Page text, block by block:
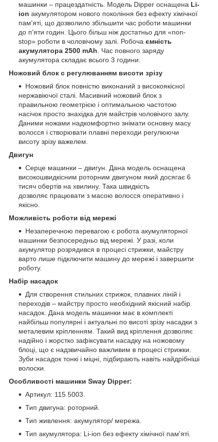
машинки – працездатність. Модель Dipper оснащена Li-
ion акумулятором нового покоління без ефекту хімічної
пам'яті, що дозволило збільшити час роботи машинки
до п'яти годин. Цього більш ніж достатньо для «non-
stop» роботи в чоловічому залі. Робоча ємність
акумулятора 2500 mAh . Час повного заряду
акумулятора складає всього 3 години.
Ножовий блок c регулюванням висоти зрізу
Ножовий блок повністю виконаний з високоякісної
нержавіючої сталі. Масивний ножовий блок з
правильною геометрією і оптимальною частотою
насічок просто знахідка для майстрів чоловічого залу.
Даними ножами надкомфортно знімати основну масу
волосся і створювати плавні переходи регулюючи
висоту зрізу важелем.
Двигун
Серце машинки – двигун. Дана модель оснащена
високошвидкісним роторним двигуном який досягає 6
тисяч обертів на хвилину. Така швидкість
дозволяє працювати з масою волосся оперативно і
якісно.
Можливість роботи від мережі
Незаперечною перевагою є робота акумуляторної
машинки безпосередньо від мережі. У разі, коли
акумулятор розрядився в процесі стрижки, майстру
варто лише підключити машину до мережі і завершити
роботу.
Набір насадок
Для створення стильних стрижок, плавних ліній і
переходів – майстру просто необхідний якісний набір
насадок. Дана модель машинки має в комплекті
найбільш популярні і актуальні по висоті зрізу насадки з
металевим кріпленням. Такий вид кріплення дозволяє
надійно і жорстко зафіксувати насадку на ножовому
блоці, що є надзвичайно важливим в процесі стрижки.
Зуби насадок тонкі і міцні, підбирають навіть найдрібніші
волоски.
Особливості машинки Sway Dipper:
Артикул: 115 5003.
Тип двигуна: роторний.
Тип живлення: акумулятор/ мережа.
Тип акумулятора: Li-ion без ефекту хімічної пам'яті.